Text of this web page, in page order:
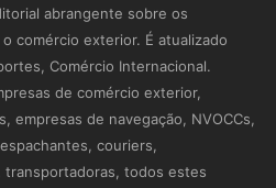
abrangente sobre os
comércio exterior. É atualizado
Comércio Internacional.
de comércio exterior,
empresas de navegação, NVOCCs,
couriers,
todos estes